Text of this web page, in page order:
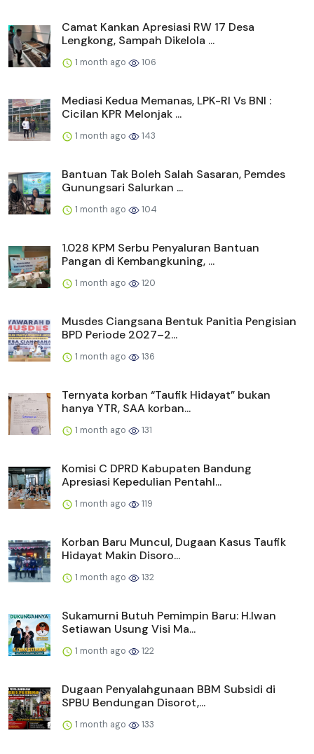
Camat Kankan Apresiasi RW 17 Desa
Lengkong, Sampah Dikelola ...
1 month ago 106
Mediasi Kedua Memanas, LPK-RI Vs BNI :
Cicilan KPR Melonjak ...
1 month ago 143
Bantuan Tak Boleh Salah Sasaran, Pemdes
Gunungsari Salurkan ...
1 month ago 104
1.028 KPM Serbu Penyaluran Bantuan
Pangan di Kembangkuning, ...
1 month ago 120
Musdes Ciangsana Bentuk Panitia Pengisian
BPD Periode 2027–2...
1 month ago 136
Ternyata korban “Taufik Hidayat” bukan
hanya YTR, SAA korban...
1 month ago 131
Komisi C DPRD Kabupaten Bandung
Apresiasi Kepedulian Pentahl...
1 month ago 119
Korban Baru Muncul, Dugaan Kasus Taufik
Hidayat Makin Disoro...
1 month ago 132
Sukamurni Butuh Pemimpin Baru: H.Iwan
Setiawan Usung Visi Ma...
1 month ago 122
Dugaan Penyalahgunaan BBM Subsidi di
SPBU Bendungan Disorot,...
1 month ago 133